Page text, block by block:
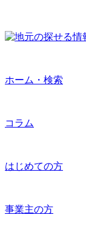
ホーム・検索
コラム
はじめての方
事業主の方